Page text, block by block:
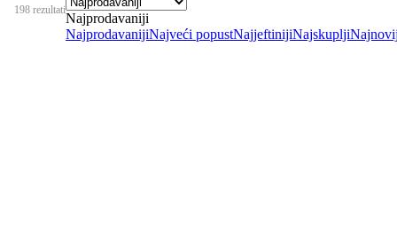
198 rezultati
Najprodavaniji
NajprodavanijiNajveći popustNajjeftinijiNajskuplji